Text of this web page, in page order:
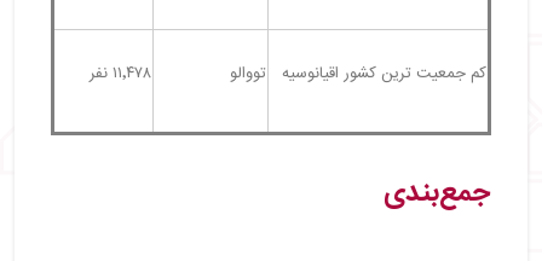
کم جمعیت ترین کشور اقیانوسیه تووالو ۱۱٬۴۷۸ نفر
جمع‌بندی